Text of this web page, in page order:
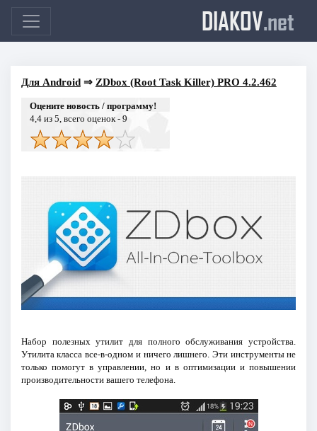
DIAKOV.net
Для Android⇒ ZDbox (Root Task Killer) PRO 4.2.462
Оцените новость / программу!
4,4из 5, всего оценок - 9
Набор полезных утилит для полного обслуживания устройства.
Утилита класса все-в-одном и ничего лишнего. Эти инструменты не
только помогут в управлении, но и в оптимизации и повышении
производительности вашего телефона.